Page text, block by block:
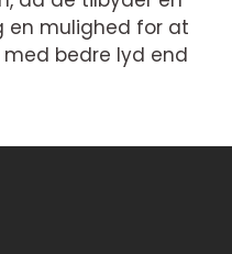
en mulighed for at
bedre lyd end